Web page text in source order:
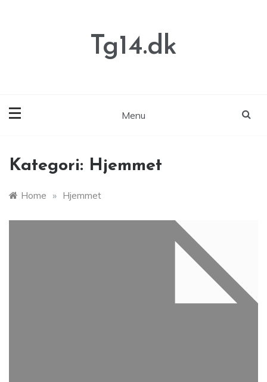
Tg14.dk
Menu
Kategori: Hjemmet
Home » Hjemmet